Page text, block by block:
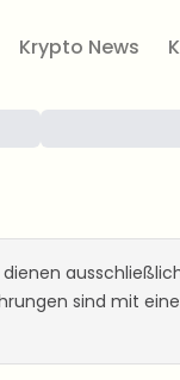
Krypto News
sind mit